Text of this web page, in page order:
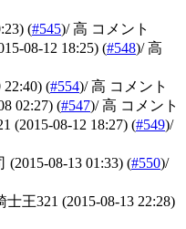
(#545)/ 高 コメント
08-12 18:25) (#548)/ 高
22:40) (#554)/ 高 コメント
02:27) (#547)/ 高 コメント
(2015-08-12 18:27) (#549)/
(2015-08-13 01:33) (#550)/
士王321 (2015-08-13 22:28)